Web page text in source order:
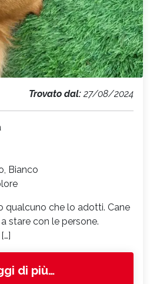
Trovato dal:27/08/2024
Bianco
qualcuno che lo adotti. Cane
stare con le persone.
di più…from 5627